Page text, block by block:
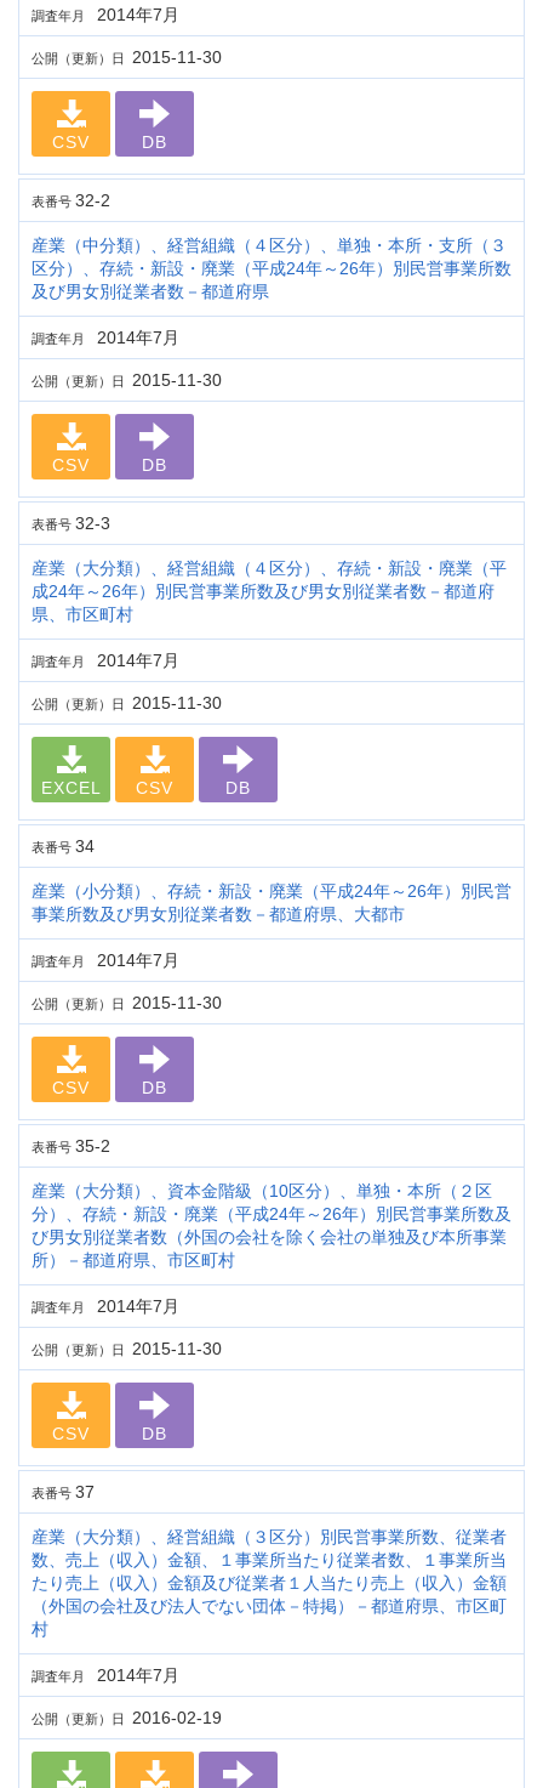
調査年月 2014年7月
公開（更新）日 2015-11-30
CSV DB
表番号 32-2
産業（中分類）、経営組織（４区分）、単独・本所・支所（３
区分）、存続・新設・廃業（平成24年～26年）別民営事業所数
及び男女別従業者数－都道府県
調査年月 2014年7月
公開（更新）日 2015-11-30
CSV DB
表番号 32-3
産業（大分類）、経営組織（４区分）、存続・新設・廃業（平
成24年～26年）別民営事業所数及び男女別従業者数－都道府
県、市区町村
調査年月 2014年7月
公開（更新）日 2015-11-30
EXCEL CSV DB
表番号 34
産業（小分類）、存続・新設・廃業（平成24年～26年）別民営
事業所数及び男女別従業者数－都道府県、大都市
調査年月 2014年7月
公開（更新）日 2015-11-30
CSV DB
表番号 35-2
産業（大分類）、資本金階級（10区分）、単独・本所（２区
分）、存続・新設・廃業（平成24年～26年）別民営事業所数及
び男女別従業者数（外国の会社を除く会社の単独及び本所事業
所）－都道府県、市区町村
調査年月 2014年7月
公開（更新）日 2015-11-30
CSV DB
表番号 37
産業（大分類）、経営組織（３区分）別民営事業所数、従業者
数、売上（収入）金額、１事業所当たり従業者数、１事業所当
たり売上（収入）金額及び従業者１人当たり売上（収入）金額
（外国の会社及び法人でない団体－特掲）－都道府県、市区町
村
調査年月 2014年7月
公開（更新）日 2016-02-19